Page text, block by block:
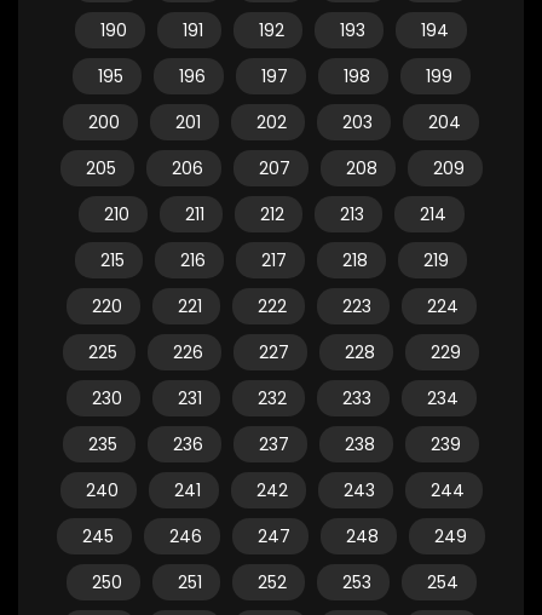
190
191 192 193
194
195
196 197 198
199
200
201 202 203
204
205
206 207 208
209
210
211 212 213
214
215
216 217 218
219
220
221 222 223
224
225
226 227 228
229
230
231 232 233
234
235
236 237 238
239
240
241 242 243
244
245
246 247 248
249
250
251 252 253
254